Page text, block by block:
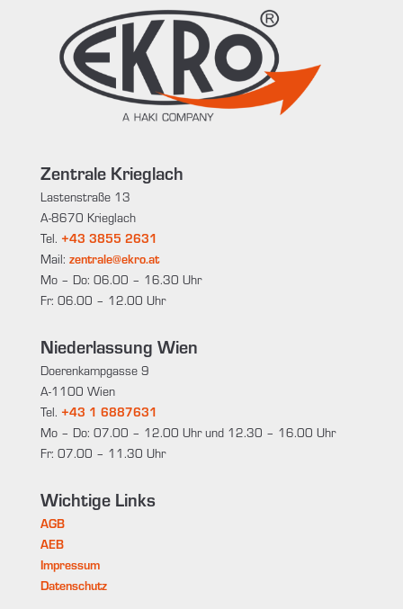
Zentrale Krieglach
Lastenstraße 13
A-8670 Krieglach
Tel. +43 3855 2631
Mail: zentrale@ekro.at
Mo – Do: 06.00 – 16.30 Uhr
Fr: 06.00 – 12.00 Uhr
Niederlassung Wien
Doerenkampgasse 9
A-1100 Wien
Tel. +43 1 6887631
Mo – Do: 07.00 – 12.00 Uhr und 12.30 – 16.00 Uhr
Fr: 07.00 – 11.30 Uhr
Wichtige Links
AGB
AEB
Impressum
Datenschutz